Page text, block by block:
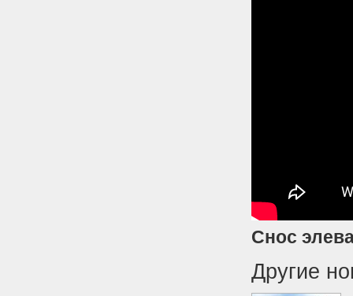
Снос
Другие